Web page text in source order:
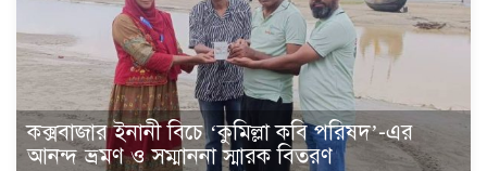
কক্সবাজার ইনানী বিচে ‘কুমিল্লা কবি পরিষদ’-এর
আনন্দ ভ্রমণ ও সম্মাননা স্মারক বিতরণ